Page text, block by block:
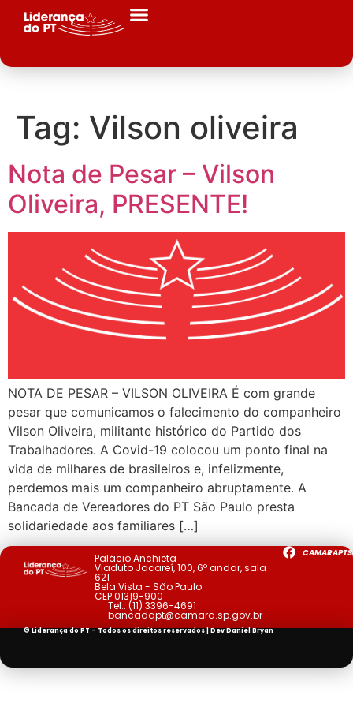
Tag: Vilson oliveira
Nota de Pesar – Vilson
Oliveira, PRESENTE!
NOTA DE PESAR – VILSON OLIVEIRA É com grande
pesar que comunicamos o falecimento do companheiro
Vilson Oliveira, militante histórico do Partido dos
Trabalhadores. A Covid-19 colocou um ponto final na
vida de milhares de brasileiros e, infelizmente,
perdemos mais um companheiro abruptamente. A
Bancada de Vereadores do PT São Paulo presta
solidariedade aos familiares […]
Palácio Anchieta
Viaduto Jacareí, 100, 6º andar, sala
621
Bela Vista - São Paulo
CEP 01319-900
Tel.: (11) 3396-4691
bancadapt@camara.sp.gov.br
© Liderança do PT - Todos os direitos reservados | DevDaniel Bryan